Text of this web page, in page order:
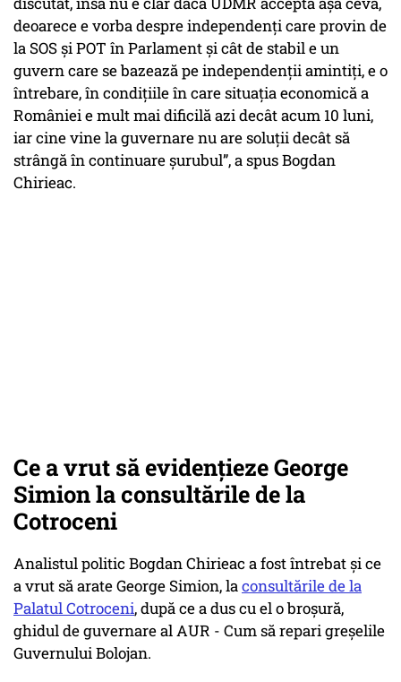
deoarece e vorba despre independenți care provin de
la SOS și POT în Parlament și cât de stabil e un
guvern care se bazează pe independenții amintiți, e o
întrebare, în condițiile în care situația economică a
României e mult mai dificilă azi decât acum 10 luni,
iar cine vine la guvernare nu are soluții decât să
strângă în continuare șurubul”, a spus Bogdan
Chirieac.
Ce a vrut să evidențieze George
Simion la consultările de la
Cotroceni
Analistul politic Bogdan Chirieac a fost întrebat și ce
a vrut să arate George Simion, laconsultările de la
Palatul Cotroceni, după ce a dus cu el o broșură,
ghidul de guvernare al AUR - Cum să repari greșelile
Guvernului Bolojan.